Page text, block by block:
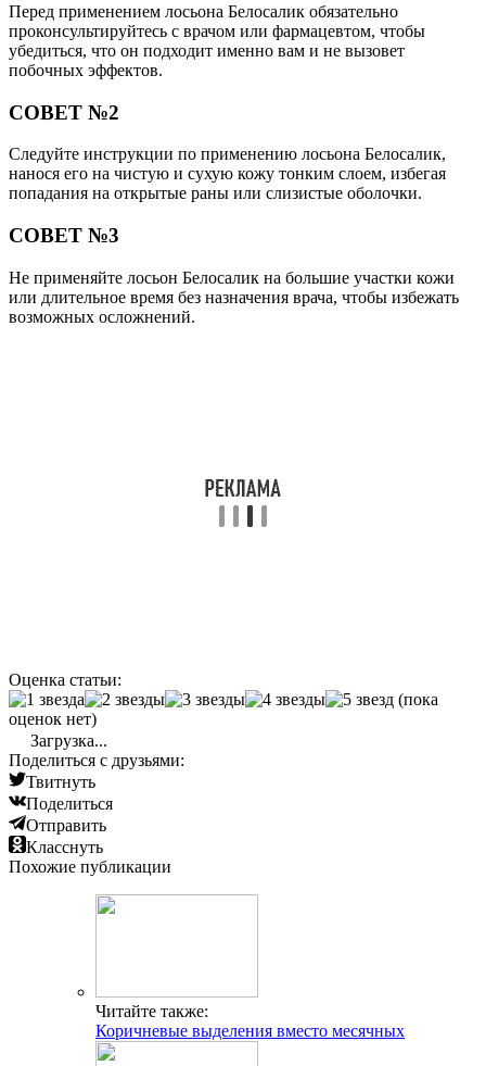
Перед применением лосьона Белосалик обязательно
проконсультируйтесь с врачом или фармацевтом, чтобы
убедиться, что он подходит именно вам и не вызовет
побочных эффектов.
СОВЕТ №2
Следуйте инструкции по применению лосьона Белосалик,
нанося его на чистую и сухую кожу тонким слоем, избегая
попадания на открытые раны или слизистые оболочки.
СОВЕТ №3
Не применяйте лосьон Белосалик на большие участки кожи
или длительное время без назначения врача, чтобы избежать
возможных осложнений.
Оценка статьи:
(пока
оценок нет)
Загрузка...
Поделиться с друзьями:
Твитнуть
Поделиться
Отправить
Класснуть
Похожие публикации
Читайте также:
Коричневые выделения вместо месячных